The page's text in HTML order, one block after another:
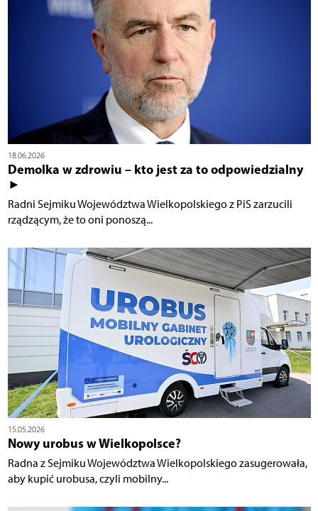
18.06.2026
Demolka w zdrowiu – kto jest za to odpowiedzialny
►
Radni Sejmiku Województwa Wielkopolskiego z PiS zarzucili
rządzącym, że to oni ponoszą...
15.05.2026
Nowy urobus w Wielkopolsce?
Radna z Sejmiku Województwa Wielkopolskiego zasugerowała,
aby kupić urobusa, czyli mobilny...